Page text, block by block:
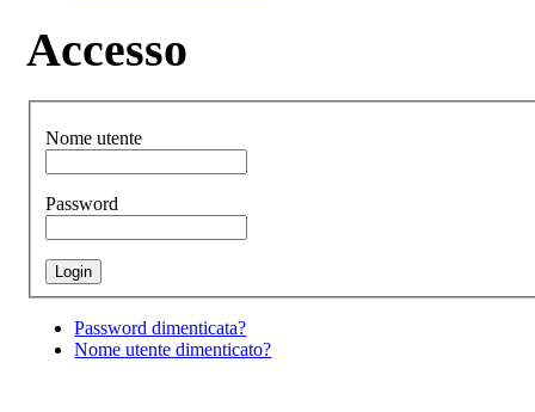
Accesso
Nome utente
Password
Password dimenticata?
Nome utente dimenticato?